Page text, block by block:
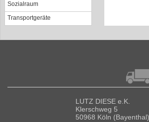
Sozialraum
Transportgeräte
LUTZ DIESE e.K.
Klerschweg 5
50968 Köln (Bayenthal)